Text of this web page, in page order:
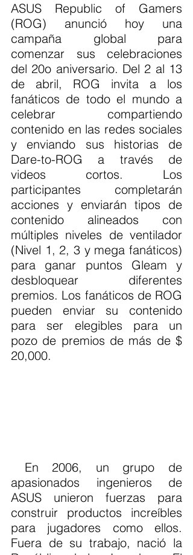
ASUS Republic of Gamers
(ROG) anunció hoy una
campaña global para
comenzar sus celebraciones
del 20o aniversario. Del 2 al 13
de abril, ROG invita a los
fanáticos de todo el mundo a
celebrar compartiendo
contenido en las redes sociales
y enviando sus historias de
Dare-to-ROG a través de
videos cortos. Los
participantes completarán
acciones y enviarán tipos de
contenido alineados con
múltiples niveles de ventilador
(Nivel 1, 2, 3 y mega fanáticos)
para ganar puntos Gleam y
desbloquear diferentes
premios. Los fanáticos de ROG
pueden enviar su contenido
para ser elegibles para un
pozo de premios de más de $
20,000.
apasionados ingenieros de
ASUS unieron fuerzas para
construir productos increíbles
para jugadores como ellos.
Fuera de su trabajo, nació la